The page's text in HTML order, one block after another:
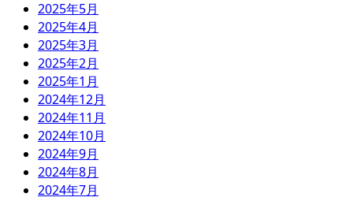
2025年5月
2025年4月
2025年3月
2025年2月
2025年1月
2024年12月
2024年11月
2024年10月
2024年9月
2024年8月
2024年7月